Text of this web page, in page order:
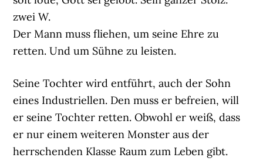
zwei W.
Der Mann muss fliehen, um seine Ehre zu
retten. Und um Sühne zu leisten.
Seine Tochter wird entführt, auch der Sohn
eines Industriellen. Den muss er befreien, will
er seine Tochter retten. Obwohl er weiß, dass
er nur einem weiteren Monster aus der
herrschenden Klasse Raum zum Leben gibt.